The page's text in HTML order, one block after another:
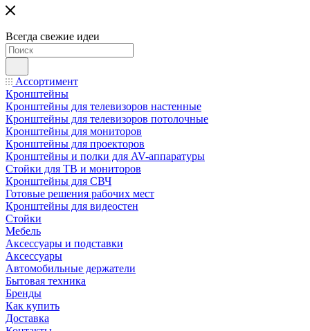
Всегда свежие идеи
Ассортимент
Кронштейны
Кронштейны для телевизоров настенные
Кронштейны для телевизоров потолочные
Кронштейны для мониторов
Кронштейны для проекторов
Кронштейны и полки для AV-аппаратуры
Стойки для ТВ и мониторов
Кронштейны для СВЧ
Готовые решения рабочих мест
Кронштейны для видеостен
Стойки
Мебель
Аксессуары и подставки
Аксессуары
Автомобильные держатели
Бытовая техника
Бренды
Как купить
Доставка